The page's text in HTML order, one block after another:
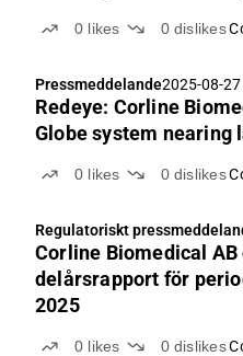
0 likes 0 dislikes
Pressmeddelande2025-08-
Redeye: Corline
Globe system nearing
0 likes 0 dislikes
Regulatoriskt
Corline Biomedical
delårsrapport för
2025
0 likes 0 dislikes